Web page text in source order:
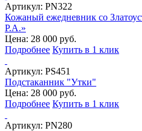
Артикул: PN322
Кожаный ежедневник со
Р.А.»
Цена: 28 000 руб.
Подробнее Купить в 1 клик
Артикул: PS451
Подстаканник "Утки"
Цена: 28 000 руб.
Подробнее Купить в 1 клик
Артикул: PN280